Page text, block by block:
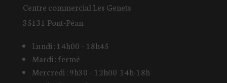
Centre commercial Les Genets
35131 Pont-Péan.
Lundi : 14h00 – 18h45
Mardi : fermé
Mercredi : 9h30 – 12h00 14h-18h